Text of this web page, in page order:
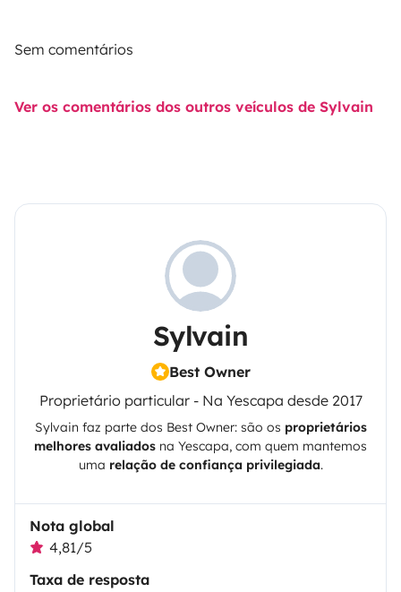
Sem comentários
Ver os comentários dos outros veículos de Sylvain
Sylvain
Best Owner
Proprietário particular - Na Yescapa desde 2017
Sylvain faz parte dos Best Owner: são os proprietários
melhores avaliados na Yescapa, com quem mantemos
uma relação de confiança privilegiada.
Nota global
4,81/5
Taxa de resposta